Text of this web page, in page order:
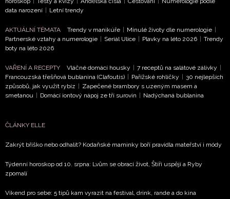
data narození | Letní trendy
AKTUÁLNÍ TÉMATA Trendy v manikúře | Minulé životy dle numerologie |
Partnerské vztahy a numerologie | Seriál Ulice | Plavky na léto 2026 | Trendy
boty na léto 2026
VAŘENÍ A RECEPTY Vláčné domácí housky | 7 receptů na salátové zálivky |
Francouzská třešňová bublanina (Clafoutis) | Pařížské rohlíčky | 30 nejlepších
způsobů, jak využít rybíz | Zapečené brambory s uzeným masem a
smetanou | Domácí iontový nápoj ze tří surovin | Nadýchaná bublanina
ČLÁNKY ELLE
Zakrýt bříško nebo odhalit? Kodaňské maminky boří pravidla mateřství i módy
Týdenní horoskop od 10. srpna: Lvům se obrací život, Štíři uspějí a Ryby
zpomalí
Víkend pro sebe: 5 tipů kam vyrazit na festival, drink, rande a do kina